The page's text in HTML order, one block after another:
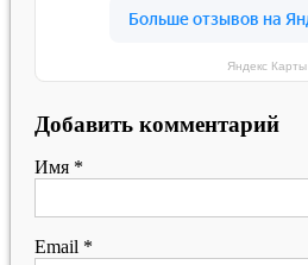
Яндекс Карты
Добавить комментарий
Имя *
Email *